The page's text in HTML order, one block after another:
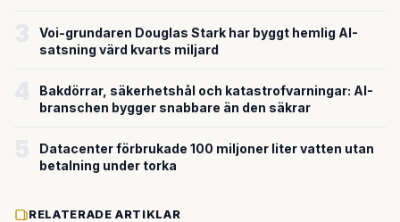
Voi-grundaren Douglas Stark har byggt hemlig AI-
satsning värd kvarts miljard
Bakdörrar, säkerhetshål och katastrofvarningar: AI-
branschen bygger snabbare än den säkrar
Datacenter förbrukade 100 miljoner liter vatten utan
betalning under torka
RELATERADE ARTIKLAR